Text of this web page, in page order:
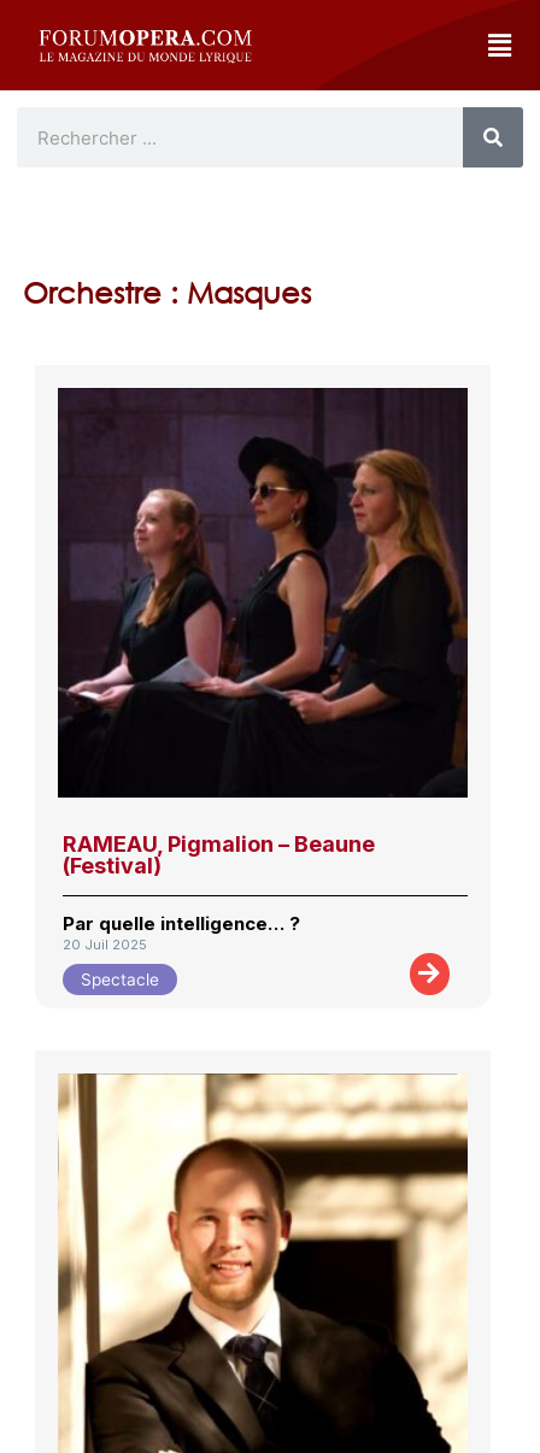
Orchestre : Masques
RAMEAU, Pigmalion – Beaune
(Festival)
Par quelle intelligence… ?
20 Juil 2025
Spectacle